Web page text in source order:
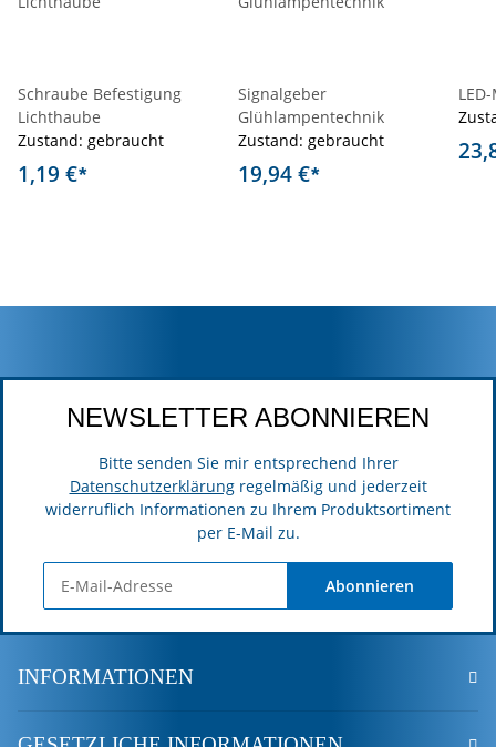
Schraube Befestigung
Lichthaube
Zustand: gebraucht
1,19 €*
Signalgeber
Glühlampentechnik
Zustand: gebraucht
19,94 €*
NEWSLETTER ABONNIEREN
Bitte senden Sie mir entsprechend Ihrer
Datenschutzerklärungregelmäßig und jederzeit
widerruflich Informationen zu Ihrem Produktsortiment
per E-Mail zu.
Abonnieren
INFORMATIONEN